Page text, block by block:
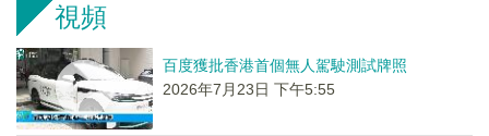
視頻
百度獲批香港首個無人駕駛測試牌照
2026年7月23日 下午5:55